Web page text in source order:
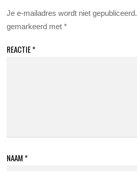
Je e-mailadres wordt niet gepubliceerd.
gemarkeerd met*
REACTIE*
NAAM *